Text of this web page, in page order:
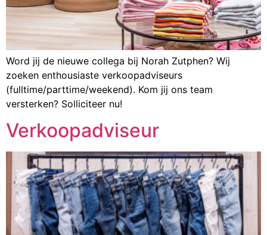
Word jij de nieuwe collega bij Norah Zutphen? Wij
zoeken enthousiaste verkoopadviseurs
(fulltime/parttime/weekend). Kom jij ons team
versterken? Solliciteer nu!
Verkoopadviseur